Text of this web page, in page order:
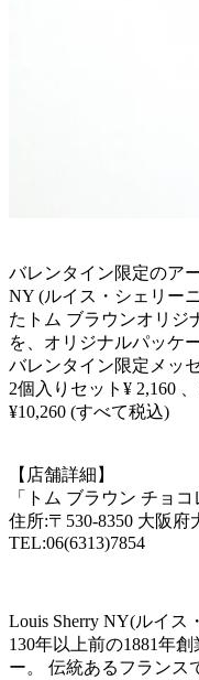
バレンタイン限定のア
NY (ルイス・シェリー
たトム ブラウンオリジ
を、オリジナルパッケ
バレンタイン限定メッ
2個入りセット¥ 2,160
¥10,260 (すべて税込)
【店舗詳細】
「トム ブラウン チョコ
住所:〒530-8350 大阪府
TEL:06(6313)7854
Louis Sherry NY(ルイス
130年以上前の1881年
ー。 伝統あるフランス